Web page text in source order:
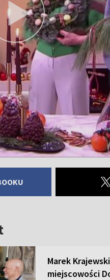
Marek
miejscowości